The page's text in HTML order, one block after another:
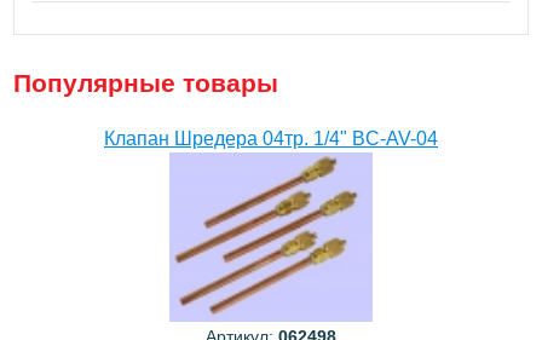
Популярные товары
Клапан Шредера 04тр. 1/4" BC-AV-04
Артикул: 062498